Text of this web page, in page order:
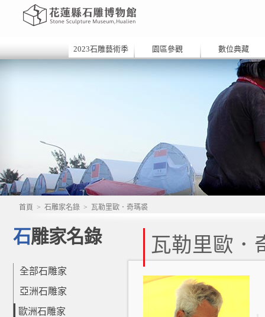
2023石雕藝術季 園區參觀 數位典藏
首頁 > 石雕家名錄 > 瓦勒里歐．奇瑪裘
石雕家名錄
全部石雕家
亞洲石雕家
歐洲石雕家
瓦勒里歐．